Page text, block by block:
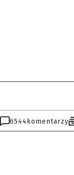
6544 komentarzy